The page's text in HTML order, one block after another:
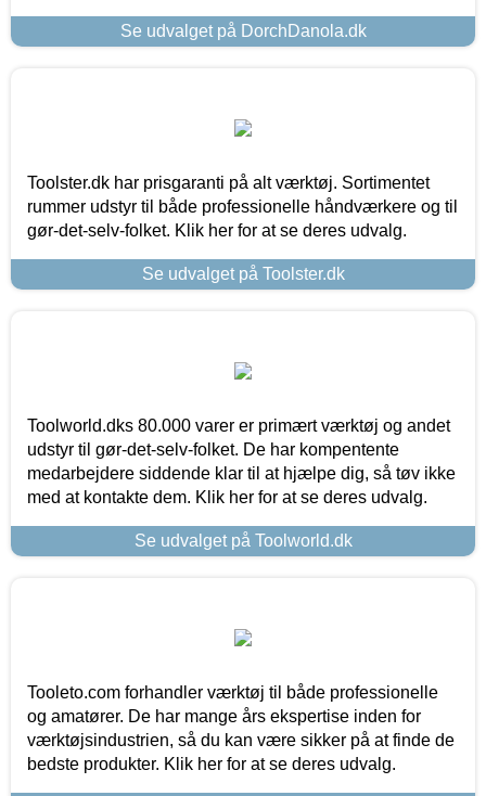
Se udvalget på DorchDanola.dk
Toolster.dk har prisgaranti på alt værktøj. Sortimentet
rummer udstyr til både professionelle håndværkere og til
gør-det-selv-folket. Klik her for at se deres udvalg.
Se udvalget på Toolster.dk
Toolworld.dks 80.000 varer er primært værktøj og andet
udstyr til gør-det-selv-folket. De har kompentente
medarbejdere siddende klar til at hjælpe dig, så tøv ikke
med at kontakte dem. Klik her for at se deres udvalg.
Se udvalget på Toolworld.dk
Tooleto.com forhandler værktøj til både professionelle
og amatører. De har mange års ekspertise inden for
værktøjsindustrien, så du kan være sikker på at finde de
bedste produkter. Klik her for at se deres udvalg.